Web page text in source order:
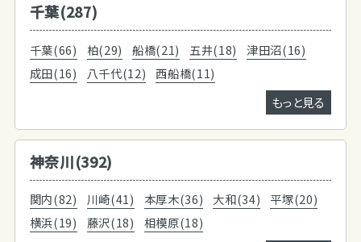
千葉(287)
千葉(66) 柏(29) 船橋(21) 五井(18)
津田沼(16)
成田(16)
八千代(12)
西船橋(11)
もっと見る
神奈川(392)
関内(82) 川崎(41) 本厚木(36) 大和(34)
平塚(20)
横浜(19)
藤沢(18)
相模原(18)